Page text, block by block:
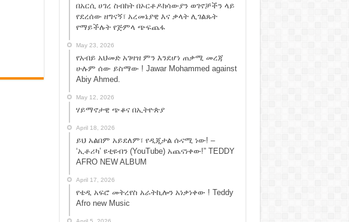
በአርሲ ሀገረ ስብከት በኦርቶዶክሳውያን ወገኖቻችን ላይ
የደረሰው ዘግናኝ፣ አረመኔያዊ እና ቃላት ሊገልጹት
የማይችሉት የጅምላ ጭፍጨፋ
May 23, 2026
የአብይ አህመድ አገዛዝ ምን እንደሆነ ጠቃሚ መረጃ
ሁሉም ሰው ይስማው ! Jawar Mohammed against
Abiy Ahmed.
May 12, 2026
ሃይማኖታዊ ጭቆና በኢትዮጵያ
April 18, 2026
ይህ አልበም አይደለም፣ የዲጂታል ሱናሚ ነው! –
‘ኢቶሪካ’ ዩቲዩብን (YouTube) አጨናነቀው!” TEDDY
AFRO NEW ALBUM
April 17, 2026
የቴዲ አፍሮ መትረየስ አራትኪሎን አነቃነቀው ! Teddy
Afro new Music